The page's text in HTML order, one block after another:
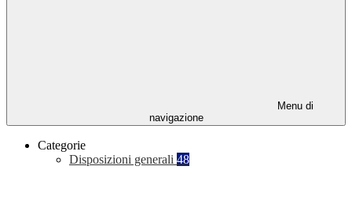
Menu di
navigazione
Categorie
Disposizioni generali 48